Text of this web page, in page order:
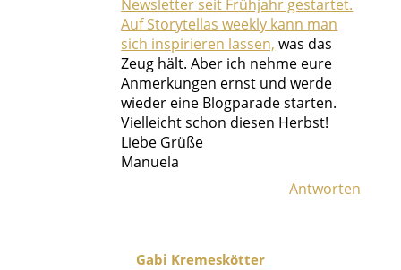
Newsletter seit Frühjahr gestartet.
Auf Storytellas weekly kann man
sich inspirieren lassen, was das
Zeug hält. Aber ich nehme eure
Anmerkungen ernst und werde
wieder eine Blogparade starten.
Vielleicht schon diesen Herbst!
Liebe Grüße
Manuela
Antworten
Gabi Kremeskötter